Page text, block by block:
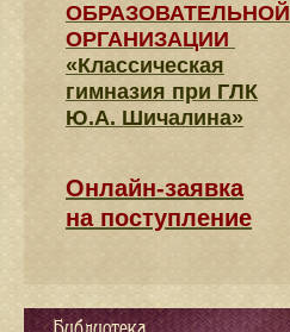
ОБРАЗОВАТЕЛЬНОЙ
ОРГАНИЗАЦИИ
«Классическая
гимназия при ГЛК
Ю.А. Шичалина»
Онлайн-заявка
на поступление